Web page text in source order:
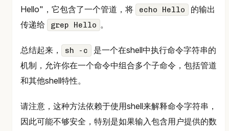
Hello"，它包含了一个管道，将
echo Hello
的输出
传递给
grep Hello 。
总结起来， sh -c
是一个在shell中执行命令字符串的
机制，允许你在一个命令中组合多个子命令，包括管道
和其他shell特性。
请注意，这种方法依赖于使用shell来解释命令字符串，
因此可能不够安全，特别是如果输入包含用户提供的数